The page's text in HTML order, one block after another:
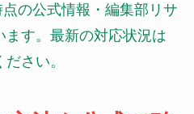
の公式情報・編集部リサ
ます。最新の対応状況は
さい。